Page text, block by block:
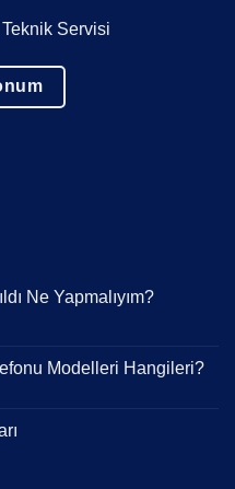
Servisi
Ne Yapmalıyım?
Modelleri Hangileri?